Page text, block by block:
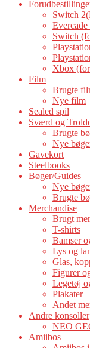
Switch
Switch
Xbox
Film
Brugte
Nye film
Sealed spil
Sværd og
Brugte
Nye
Gavekort
Steelbooks
Bøger/Guides
Nye
Brugte
Merchandise
Brugt
T-shirts
Bamser
Lys og
Glas,
Figurer
Legetøj
Plakater
Andet
Andre konsoller
NEO
Amiibos